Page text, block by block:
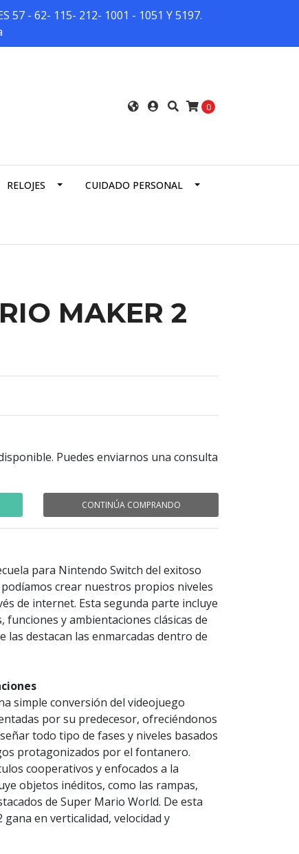
57 - 62- 115- 212- 1001 - 1051 Y 5197.
0
RELOJES CUIDADO PERSONAL
MAKER 2
Puedes enviarnos una consulta
CONTINÚA COMPRANDO
para Nintendo Switch del exitoso
crear nuestros propios niveles
de internet. Esta segunda parte incluye
y ambientaciones clásicas de
las destacan las enmarcadas dentro de
simple conversión del videojuego
por su predecesor, ofreciéndonos
todo tipo de fases y niveles basados
protagonizados por el fontanero.
cooperativos y enfocados a la
objetos inéditos, como las rampas,
de Super Mario World. De esta
en verticalidad, velocidad y